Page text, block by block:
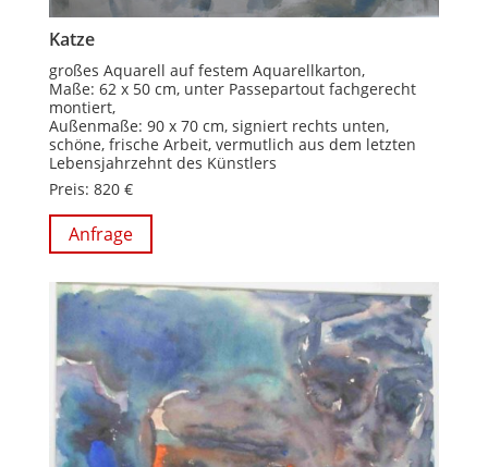
Katze
großes Aquarell auf festem Aquarellkarton,
Maße: 62 x 50 cm, unter Passepartout fachgerecht
montiert,
Außenmaße: 90 x 70 cm, signiert rechts unten,
schöne, frische Arbeit, vermutlich aus dem letzten
Lebensjahrzehnt des Künstlers
Preis: 820 €
Anfrage